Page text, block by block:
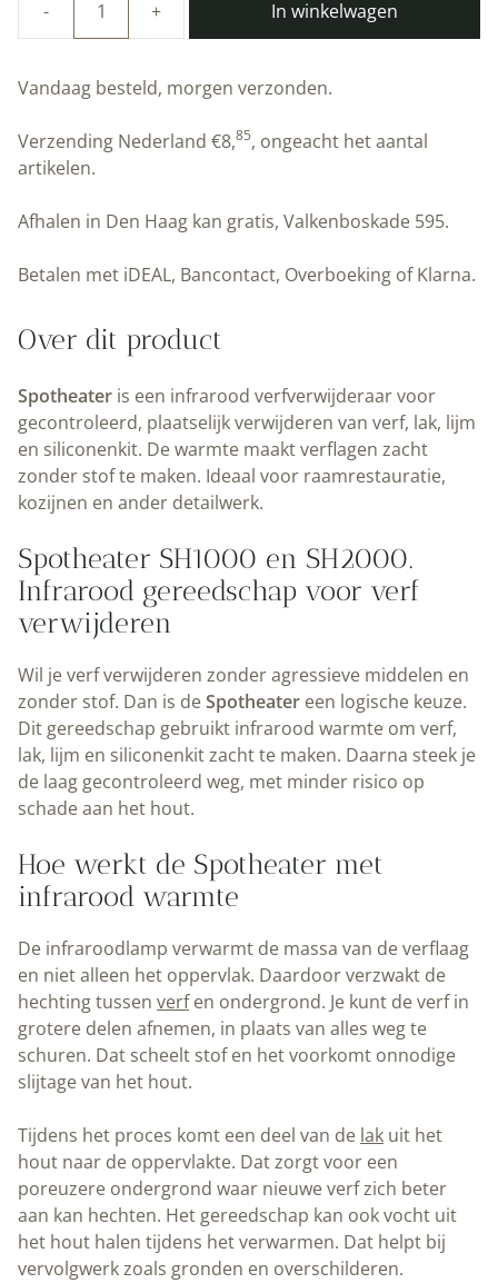
|
Peltenburg
Natuurverf
In winkelwagen
Vandaag besteld, morgen verzonden.
Verzending Nederland €8,85, ongeacht het aantal
artikelen.
Afhalen in Den Haag kan gratis, Valkenboskade 595.
Betalen met iDEAL, Bancontact, Overboeking of Klarna.
Over dit product
Spotheater is een infrarood verfverwijderaar voor
gecontroleerd, plaatselijk verwijderen van verf, lak, lijm
en siliconenkit. De warmte maakt verflagen zacht
zonder stof te maken. Ideaal voor raamrestauratie,
kozijnen en ander detailwerk.
Spotheater SH1000 en SH2000.
Infrarood gereedschap voor verf
verwijderen
Wil je verf verwijderen zonder agressieve middelen en
zonder stof. Dan is deSpotheater een logische keuze.
Dit gereedschap gebruikt infrarood warmte om verf,
lak, lijm en siliconenkit zacht te maken. Daarna steek je
de laag gecontroleerd weg, met minder risico op
schade aan het hout.
Hoe werkt de Spotheater met
infrarood warmte
De infraroodlamp verwarmt de massa van de verflaag
en niet alleen het oppervlak. Daardoor verzwakt de
hechting tussen verfen ondergrond. Je kunt de verf in
grotere delen afnemen, in plaats van alles weg te
schuren. Dat scheelt stof en het voorkomt onnodige
slijtage van het hout.
Tijdens het proces komt een deel van de lak uit het
hout naar de oppervlakte. Dat zorgt voor een
poreuzere ondergrond waar nieuwe verf zich beter
aan kan hechten. Het gereedschap kan ook vocht uit
het hout halen tijdens het verwarmen. Dat helpt bij
vervolgwerk zoals gronden en overschilderen.